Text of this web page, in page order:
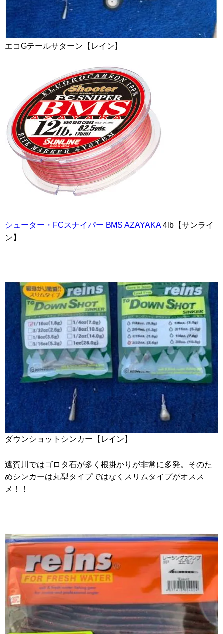
エコGテールサターン【レイン】
シューター・FCスナイパー BMS AZAYAKA4lb【サンライ
ン】
ダウンショットシンカー【レイン】
遠賀川ではゴロタ石が多く根掛かりが非常に多発。そのた
めシンカーは丸型タイプではなくスリムタイプがオスス
メ！！